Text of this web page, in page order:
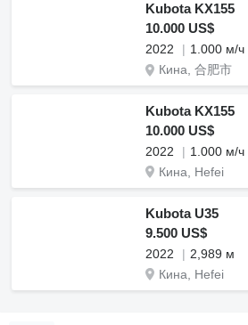
Kubota KX155
10.000 US$
2022
1.000 м/ч
Кина, 合肥市
Kubota KX155
10.000 US$
2022
1.000 м/ч
Кина, Hefei
Kubota U35
9.500 US$
2022
2,989 м
Кина, Hefei